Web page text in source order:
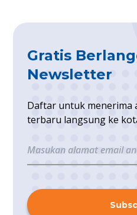
Gratis
Newsletter
Daftar untuk menerima
terbaru langsung ke